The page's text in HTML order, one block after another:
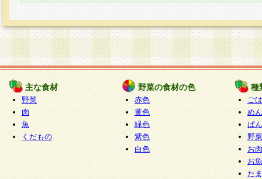
てその効力を生じるものとします。
4.本規約は、会員登録希望者による会員登録手続
の当社による会員登録の承認が完了した時点で会
たものとみなされ、会員に対して適用されるもの
5.当社がお聞きする個人情報は、すべて会員登録
で提 供いただいたものと考えております。従っ
自らの個人情報の提供を希望されない場合には、
をお預かりいたしません が、提供されないこと
商品やサービス等をご利用いただけない場合があ
了承ください。
主な食材
野菜
肉
魚
くだもの
野菜の食材の色
赤色
黄色
緑色
紫色
白色
種
ご
めん
ぱん
野
お
お
た